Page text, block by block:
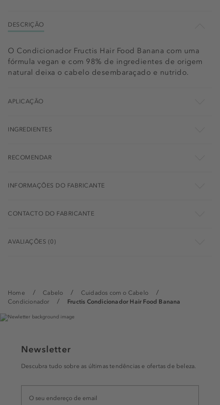
Home Cabelo
Cuidados com o Cabelo
Condicionador
Fructis Condicionador Hair Food Banana
DESCRIÇÃO
O Condicionador Fructis Hair Food Banana com uma
fórmula vegan e com 98% de ingredientes de origem
natural deixa o cabelo desembaraçado e nutrido.
APLICAÇÃO
INGREDIENTES
RECOMENDAR
INFORMAÇÕES DO FABRICANTE
CONTACTO DO FABRICANTE
AVALIAÇÕES (0)
Newsletter
Descubra tudo sobre as últimas tendências e ofertas de beleza.